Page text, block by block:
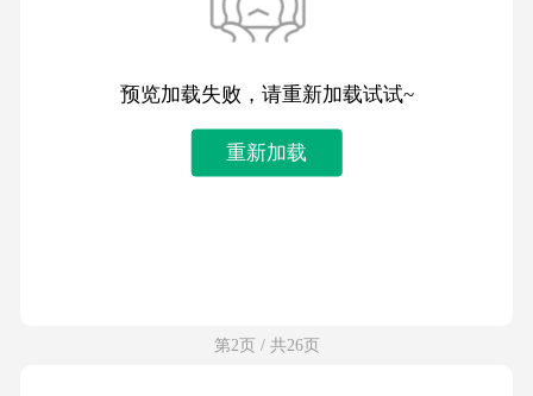
预览加载失败，请重新加载试试~
重新加载
第2页 / 共26页